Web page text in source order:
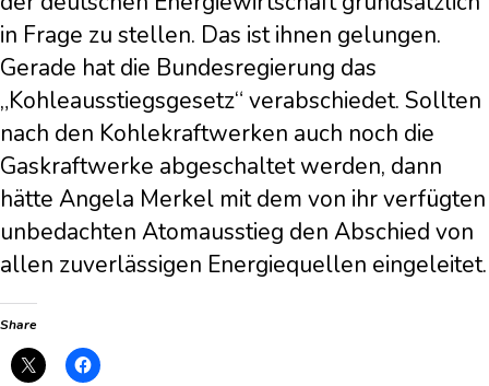
in Frage zu stellen. Das ist ihnen gelungen.
Gerade hat die Bundesregierung das
„Kohleausstiegsgesetz“ verabschiedet. Sollten
nach den Kohlekraftwerken auch noch die
Gaskraftwerke abgeschaltet werden, dann
hätte Angela Merkel mit dem von ihr verfügten
unbedachten Atomausstieg den Abschied von
allen zuverlässigen Energiequellen eingeleitet.
Share